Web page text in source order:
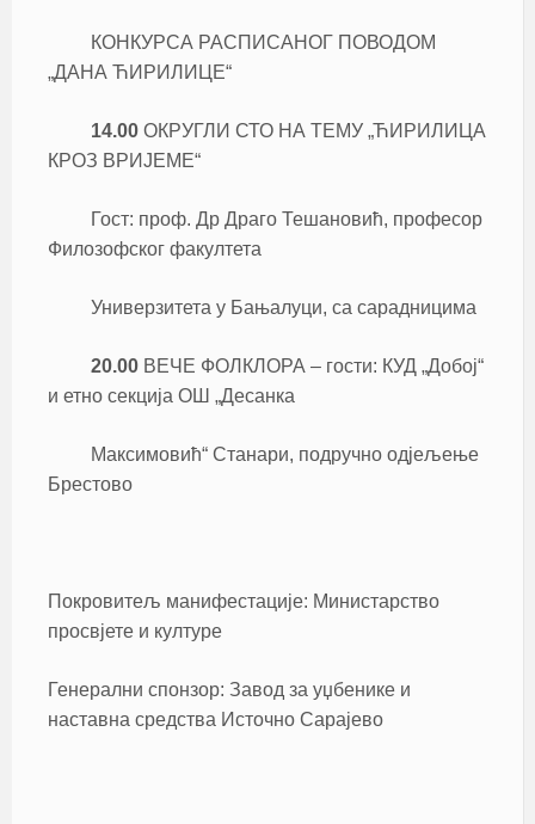
КОНКУРСА РАСПИСАНОГ ПОВОДОМ
„ДАНА ЋИРИЛИЦЕ“
14.00 ОКРУГЛИ СТО НА ТЕМУ „ЋИРИЛИЦА
КРОЗ ВРИЈЕМЕ“
Гост: проф. Др Драго Тешановић, професор
Филозофског факултета
Универзитета у Бањалуци, са сарадницима
20.00 ВЕЧЕ ФОЛКЛОРА – гости: КУД „Добој“
и етно секција ОШ „Десанка
Максимовић“ Станари, подручно одјељење
Брестово
Покровитељ манифестације: Министарство
просвјете и културе
Генерални спонзор: Завод за уџбенике и
наставна средства Источно Сарајево